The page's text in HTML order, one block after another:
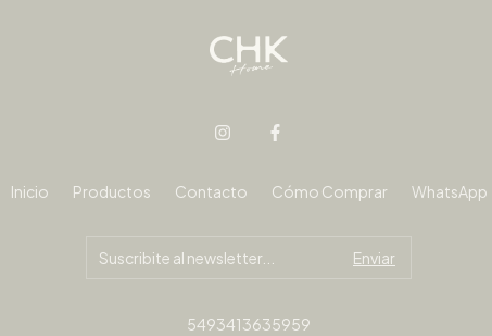
Inicio Productos Contacto Cómo Comprar WhatsApp
5493413635959